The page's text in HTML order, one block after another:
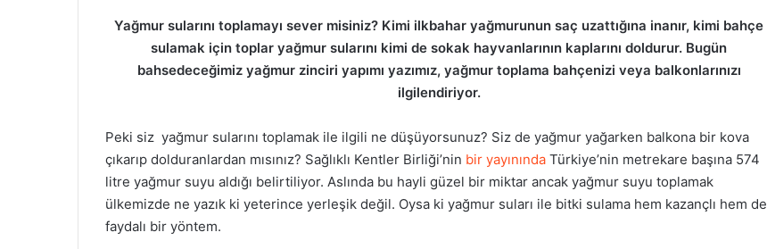
Yağmur sularını toplamayı sever misiniz? Kimi ilkbahar yağmurunun saç uzattığına inanır, kimi bahçe
sulamak için toplar yağmur sularını kimi de sokak hayvanlarının kaplarını doldurur. Bugün
bahsedeceğimiz yağmur zinciri yapımı yazımız, yağmur toplama bahçenizi veya balkonlarınızı
ilgilendiriyor.
Peki siz yağmur sularını toplamak ile ilgili ne düşüyorsunuz? Siz de yağmur yağarken balkona bir kova
çıkarıp dolduranlardan mısınız? Sağlıklı Kentler Birliği’nin bir yayınında Türkiye’nin metrekare başına 574
litre yağmur suyu aldığı belirtiliyor. Aslında bu hayli güzel bir miktar ancak yağmur suyu toplamak
ülkemizde ne yazık ki yeterince yerleşik değil. Oysa ki yağmur suları ile bitki sulama hem kazançlı hem de
faydalı bir yöntem.